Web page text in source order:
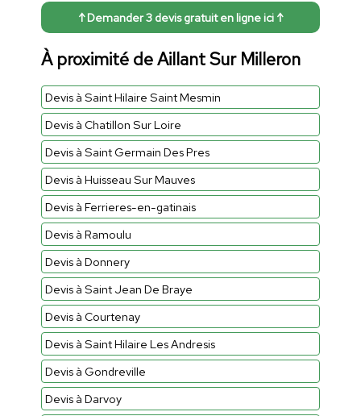
↑ Demander 3 devis gratuit en ligne ici ↑
À proximité de Aillant Sur Milleron
Devis à Saint Hilaire Saint Mesmin
Devis à Chatillon Sur Loire
Devis à Saint Germain Des Pres
Devis à Huisseau Sur Mauves
Devis à Ferrieres-en-gatinais
Devis à Ramoulu
Devis à Donnery
Devis à Saint Jean De Braye
Devis à Courtenay
Devis à Saint Hilaire Les Andresis
Devis à Gondreville
Devis à Darvoy